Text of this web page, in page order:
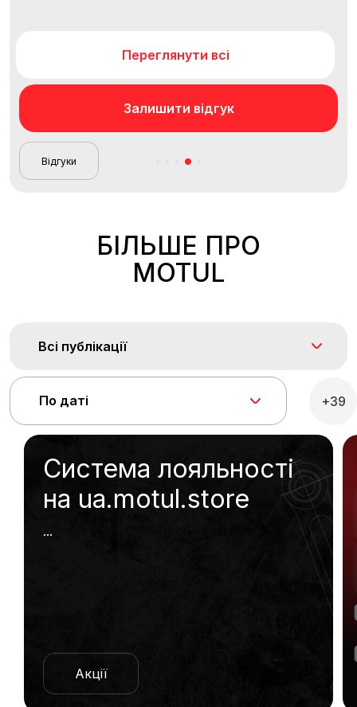
Переглянути всі
Залишити відгук
Відгуки
БІЛЬШЕ ПРО
MOTUL
Всі публікації
По даті +39
Система лояльності
на ua.motul.store
...
Акції